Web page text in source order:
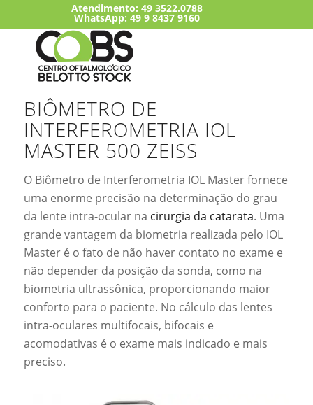
Atendimento:49 3522.0788
WhatsApp: 49 9 8437 9160
BIÔMETRO DE
INTERFEROMETRIA IOL
MASTER 500 ZEISS
O Biômetro de Interferometria IOL Master fornece
uma enorme precisão na determinação do grau
da lente intra-ocular na cirurgia da catarata. Uma
grande vantagem da biometria realizada pelo IOL
Master é o fato de não haver contato no exame e
não depender da posição da sonda, como na
biometria ultrassônica, proporcionando maior
conforto para o paciente. No cálculo das lentes
intra-oculares multifocais, bifocais e
acomodativas é o exame mais indicado e mais
preciso.